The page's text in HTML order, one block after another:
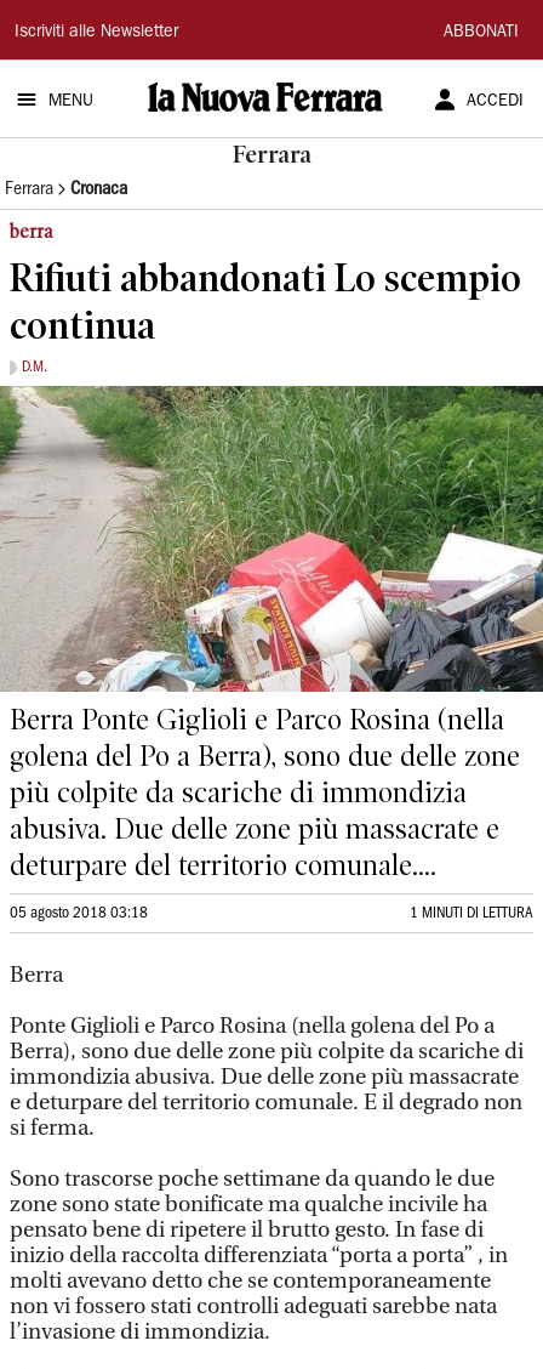
La
Nuova
Ferrara
Iscriviti alle Newsletter ABBONATI
MENU ACCEDI
Ferrara
Ferrara Cronaca
berra
Rifiuti abbandonati Lo scempio
continua
D.M.
Berra Ponte Giglioli e Parco Rosina (nella
golena del Po a Berra), sono due delle zone
più colpite da scariche di immondizia
abusiva. Due delle zone più massacrate e
deturpare del territorio comunale....
05 agosto 2018 03:18 1 MINUTI DI LETTURA
Berra
Ponte Giglioli e Parco Rosina (nella golena del Po a
Berra), sono due delle zone più colpite da scariche di
immondizia abusiva. Due delle zone più massacrate
e deturpare del territorio comunale. E il degrado non
si ferma.
Sono trascorse poche settimane da quando le due
zone sono state bonificate ma qualche incivile ha
pensato bene di ripetere il brutto gesto. In fase di
inizio della raccolta differenziata “porta a porta” , in
molti avevano detto che se contemporaneamente
non vi fossero stati controlli adeguati sarebbe nata
l’invasione di immondizia.